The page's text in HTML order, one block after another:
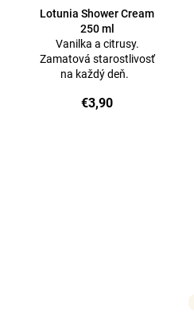
Lotunia Shower Cream
250 ml
Vanilka a citrusy.
Zamatová starostlivosť
na každý deň.
€3,90